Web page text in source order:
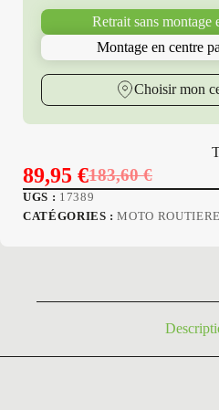
Retrait sans montage
Montage en centre
Choisir mon
183,60€
Le
prix
89,95 €Le
prix
UGS : 17389
CATÉGORIES :MOTO ROUTIERE